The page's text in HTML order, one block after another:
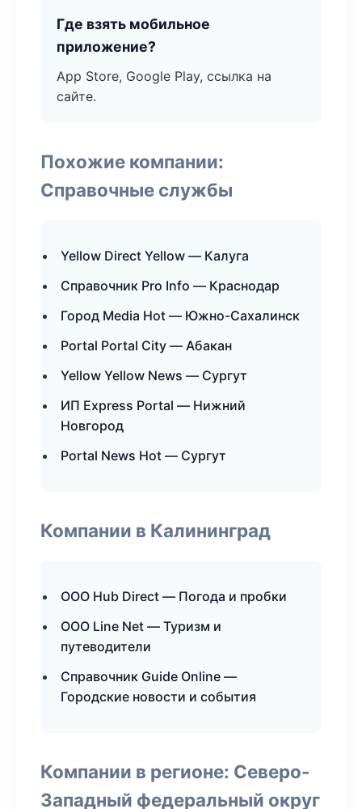
Где взять мобильное
приложение?
App Store, Google Play, ссылка на
сайте.
Похожие компании:
Справочные службы
Yellow Direct Yellow — Калуга
Справочник Pro Info — Краснодар
Город Media Hot — Южно-Сахалинск
Portal Portal City — Абакан
Yellow Yellow News — Сургут
ИП Express Portal — Нижний
Новгород
Portal News Hot — Сургут
Компании в Калининград
ООО Hub Direct — Погода и пробки
ООО Line Net — Туризм и
путеводители
Справочник Guide Online —
Городские новости и события
Компании в регионе: Северо-
Западный федеральный округ